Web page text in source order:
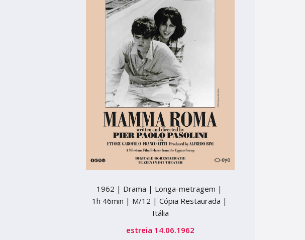
1962 | Drama | Longa-metragem |
1h 46min | M/12 | Cópia Restaurada |
Itália
estreia 14.06.1962